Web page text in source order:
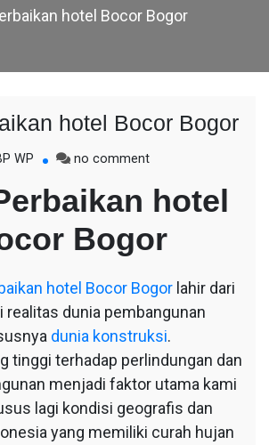
hotel Bocor Bogor
hotel Bocor Bogor
WP no commenton
Perbaikan
hotel
Bocor
Bogor
hotel
Bogor
hotel Bocor Bogor lahir dari
realitas dunia pembangunan
dunia konstruksi.
tinggi terhadap perlindungan dan
menjadi faktor utama kami
lagi kondisi geografis dan
yang memiliki curah hujan